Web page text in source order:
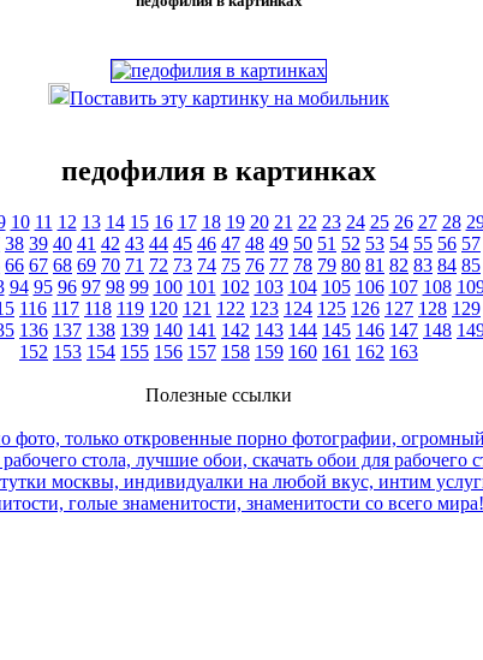
Поставить эту картинку на мобильник
педофилия в картинках
10 11 12 13 14 15 16 17 18 19 20 21 22 23 24 25 26 27 28
38 39 40 41 42 43 44 45 46 47 48 49 50 51 52 53 54 55 56 57
66 67 68 69 70 71 72 73 74 75 76 77 78 79 80 81 82 83 84 85
94 95 96 97 98 99 100 101 102 103 104 105 106 107 108
116 117 118 119 120 121 122 123 124 125 126 127 128 129
136 137 138 139 140 141 142 143 144 145 146 147 148
152 153 154 155 156 157 158 159 160 161 162 163
Полезные ссылки
фото, только откровенные порно фотографии,
стола, лучшие обои, скачать обои для рабочего
москвы, индивидуалки на любой вкус, интим
голые знаменитости, знаменитости со всего